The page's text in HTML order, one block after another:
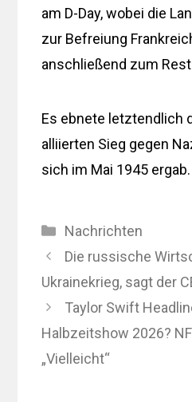
am D-Day, wobei die
zur Befreiung
anschließend zum
Es ebnete letztendlich
alliierten Sieg gegen
sich im Mai 1945 ergab.
Kategorien
Nachrichten
Die russische
Ukrainekrieg, sagt der
Taylor Swift
Halbzeitshow 2026?
„Vielleicht“